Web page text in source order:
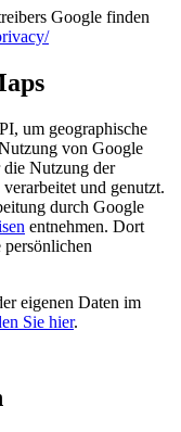
Google finden
um geographische
von Google
Nutzung der
und genutzt.
durch Google
entnehmen. Dort
eigenen Daten im
Sie hier.